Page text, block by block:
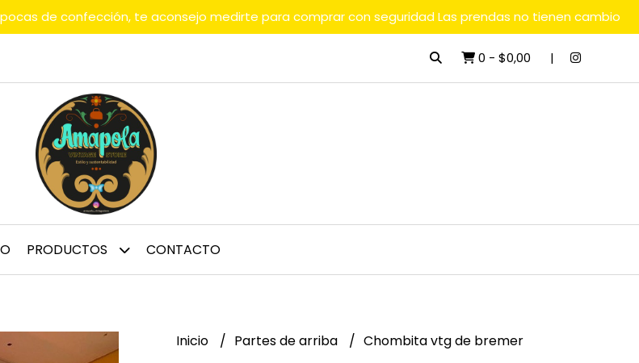
de confección, te aconsejo medirte para comprar con seguridad Las prendas no tienen cambio
0 - $0,00
PRODUCTOS CONTACTO
Inicio Partes de arriba Chombita vtg de bremer